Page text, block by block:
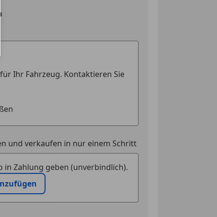
automatisch abblendend
und verkaufen in nur einem Schritt
in Zahlung geben (unverbindlich).